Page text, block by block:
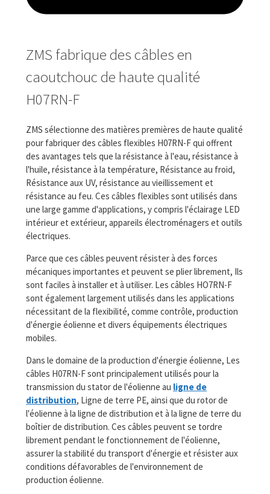
ZMS fabrique des câbles en
caoutchouc de haute qualité
H07RN-F
ZMS sélectionne des matières premières de haute qualité
pour fabriquer des câbles flexibles H07RN-F qui offrent
des avantages tels que la résistance à l'eau, résistance à
l'huile, résistance à la température, Résistance au froid,
Résistance aux UV, résistance au vieillissement et
résistance au feu. Ces câbles flexibles sont utilisés dans
une large gamme d'applications, y compris l'éclairage LED
intérieur et extérieur, appareils électroménagers et outils
électriques.
Parce que ces câbles peuvent résister à des forces
mécaniques importantes et peuvent se plier librement, Ils
sont faciles à installer et à utiliser. Les câbles HO7RN-F
sont également largement utilisés dans les applications
nécessitant de la flexibilité, comme contrôle, production
d'énergie éolienne et divers équipements électriques
mobiles.
Dans le domaine de la production d'énergie éolienne, Les
câbles H07RN-F sont principalement utilisés pour la
transmission du stator de l'éolienne au ligne de
distribution, Ligne de terre PE, ainsi que du rotor de
l'éolienne à la ligne de distribution et à la ligne de terre du
boîtier de distribution. Ces câbles peuvent se tordre
librement pendant le fonctionnement de l'éolienne,
assurer la stabilité du transport d'énergie et résister aux
conditions défavorables de l'environnement de
production éolienne.